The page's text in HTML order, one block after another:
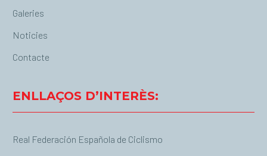
Galeries
Noticies
Contacte
ENLLAÇOS D’INTERÈS:
Real Federación Española de Ciclismo